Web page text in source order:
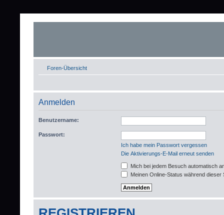
Foren-Übersicht
Anmelden
Benutzername:
Passwort:
Ich habe mein Passwort vergessen
Die Aktivierungs-E-Mail erneut senden
Mich bei jedem Besuch automatisch
Meinen Online-Status während dieser